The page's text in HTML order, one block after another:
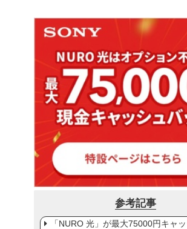
参考記事
「NURO 光」が最大75000円キャ